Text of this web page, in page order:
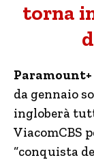
torna
Paramount+
da gennaio
ingloberà
ViacomCBS
“conquista